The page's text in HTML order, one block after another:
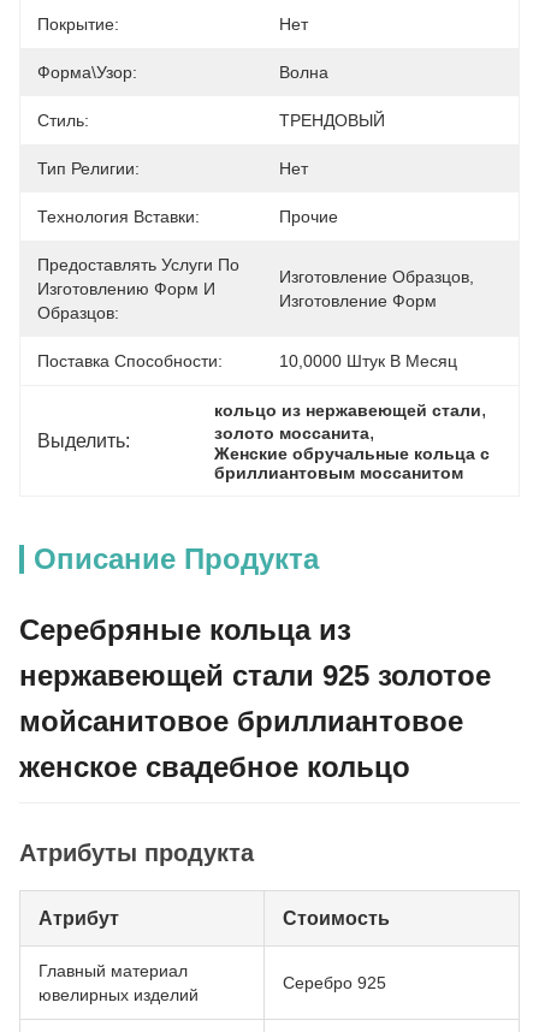
Покрытие: Нет
Форма\узор: Волна
Стиль: ТРЕНДОВЫЙ
Тип Религии: Нет
Технология Вставки: Прочие
Предоставлять Услуги По
Изготовлению Форм И
Образцов:
Изготовление Образцов,
Изготовление Форм
Поставка Способности: 10,0000 Штук В Месяц
Выделить:
кольцо из нержавеющей стали,
золото моссанита,
Женские обручальные кольца с
бриллиантовым моссанитом
Описание Продукта
Серебряные кольца из
нержавеющей стали 925 золотое
мойсанитовое бриллиантовое
женское свадебное кольцо
Атрибуты продукта
Атрибут Стоимость
Главный материал
ювелирных изделий
Серебро 925